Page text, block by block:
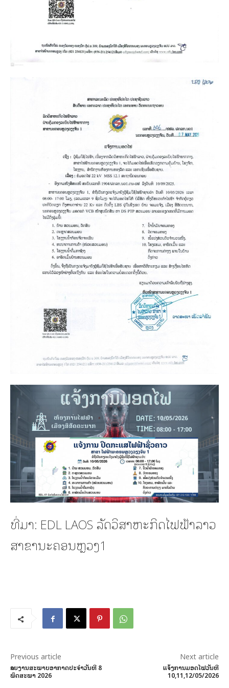
ທີ່ມາ: EDL LAOS ລັດວິສາຫະກິດໄຟຟ້າລາວ
ສາຂານະຄອນຫຼວງ1
Previous article
ລາຍງານສະພາບອາກາດປະຈໍາວັນທີ 8
ພຶດສະພາ 2026
Next article
ແຈ້ງການມອດໄຟວັນທີ
10,11,12/05/2026